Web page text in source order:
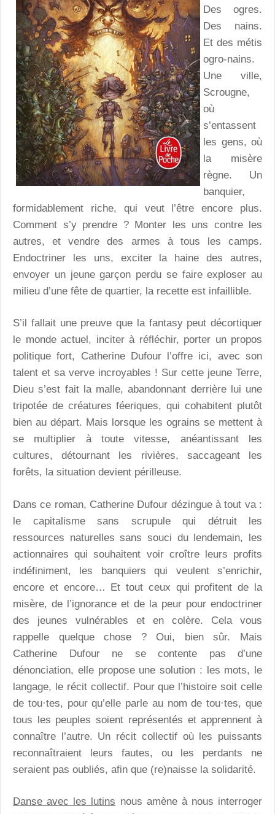
Des ogres.
Des nains.
Et des métis
ogro-nains.
Une ville,
Scrougne,
où
s’entassent
les gens, où
la misère
règne. Un
banquier,
formidablement riche, qui veut l’être encore plus.
Comment s’y prendre ? Monter les uns contre les
autres, et vendre des armes à tous les camps.
Endoctriner les uns, exciter la haine des autres,
envoyer un jeune garçon perdu se faire exploser au
milieu d’une fête de quartier, la recette est infaillible.
S’il fallait une preuve que la fantasy peut décortiquer
le monde actuel, inciter à réfléchir, porter un propos
politique fort, Catherine Dufour l’offre ici, avec son
talent et sa verve incroyables ! Sur cette jeune Terre,
Dieu s’est fait la malle, abandonnant derrière lui une
tripotée de créatures féeriques, qui cohabitent plutôt
bien au départ. Mais lorsque les ograins se mettent à
se multiplier à toute vitesse, anéantissant les
cultures, détournant les rivières, saccageant les
forêts, la situation devient périlleuse.
Dans ce roman, Catherine Dufour dézingue à tout va :
le capitalisme sans scrupule qui détruit les
ressources naturelles sans souci du lendemain, les
actionnaires qui souhaitent voir croître leurs profits
indéfiniment, les banquiers qui veulent s’enrichir,
encore et encore… Et tout ceux qui profitent de la
misère, de l’ignorance et de la peur pour endoctriner
des jeunes vulnérables et en colère. Cela vous
rappelle quelque chose ? Oui, bien sûr. Mais
Catherine Dufour ne se contente pas d’une
dénonciation, elle propose une solution : les mots, le
langage, le récit collectif. Pour que l’histoire soit celle
de tou·tes, pour qu’elle parle au nom de tou·tes, que
tous les peuples soient représentés et apprennent à
connaître l’autre. Un récit collectif où les puissants
reconnaîtraient leurs fautes, ou les perdants ne
seraient pas oubliés, afin que (re)naisse la solidarité.
Danse avec les lutins nous amène à nous interroger